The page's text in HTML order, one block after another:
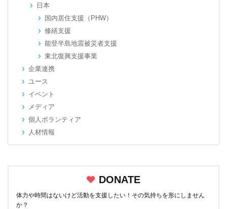
日本
国内居住支援（PHW）
修繕支援
能登半島地震被災者支援
東北復興支援事業
企業連携
ユース
イベント
メディア
個人ボランティア
人材情報
DONATE
体力や時間はないけど活動を支援したい！その気持ちを形にしません
か？